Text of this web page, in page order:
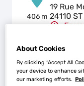
406 m
19 Rue
24110
About Cookies
By clicking “Accept All
your device to enhance
our marketing efforts.